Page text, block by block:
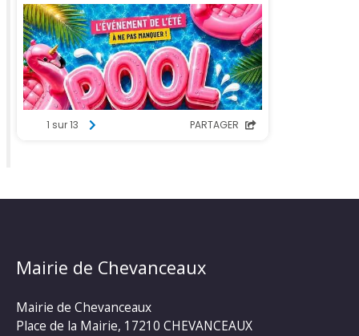
Mairie de Chevanceaux
Mairie de Chevanceaux
Place de la Mairie, 17210 CHEVANCEAUX